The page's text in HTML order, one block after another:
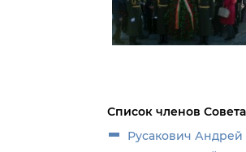
Список членов
Русакович